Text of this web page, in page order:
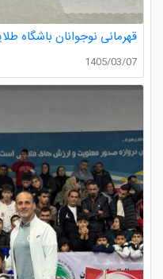
1405/03/07